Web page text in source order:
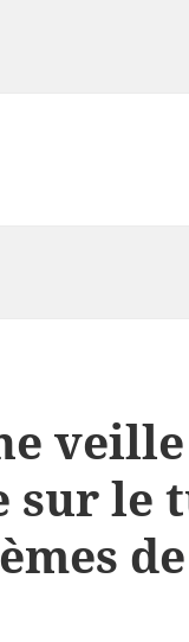
veille
sur le